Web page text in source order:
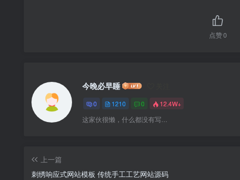
点赞0
今晚必早睡
0 1210 0 12.4W+
这家伙很懒，什么都没有写...
上一篇
刺绣响应式网站模板 传统手工工艺网站源码